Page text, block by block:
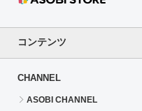
コンテンツ
CHANNEL
ASOBI CHANNEL